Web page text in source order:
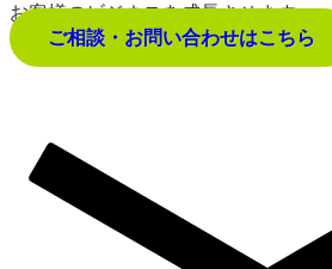
お客様のビジネスを成長させます。
ご相談・お問い合わせはこちら